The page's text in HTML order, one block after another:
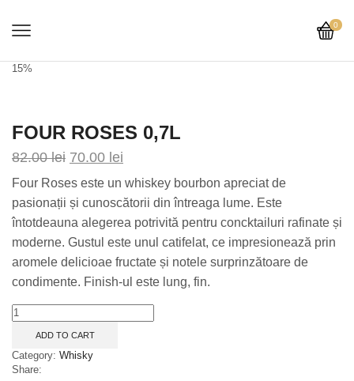
0
15%
FOUR ROSES 0,7L
82.00lei 70.00 lei
Four Roses este un whiskey bourbon apreciat de
pasionații și cunoscătorii din întreaga lume. Este
întotdeauna alegerea potrivită pentru concktailuri rafinate și
moderne. Gustul este unul catifelat, ce impresionează prin
aromele delicioae fructate și notele surprinzătoare de
condimente. Finish-ul este lung, fin.
Four
Roses
quantity
ADD TO CART
Category: Whisky
Share: